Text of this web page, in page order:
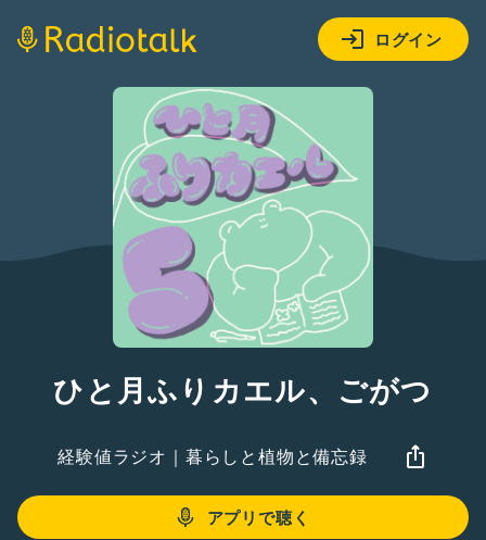
ログイン
ひと月ふりカエル、ごがつ
経験値ラジオ｜暮らしと植物と備忘録
アプリで聴く